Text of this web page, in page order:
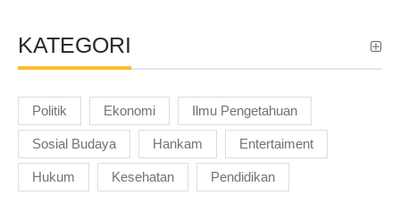
KATEGORI
Politik Ekonomi Ilmu Pengetahuan
Sosial Budaya Hankam Entertaiment
Hukum Kesehatan Pendidikan